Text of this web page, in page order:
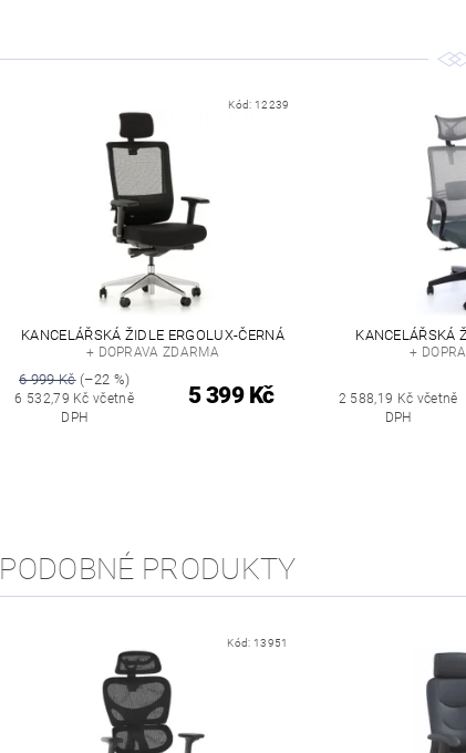
Kód: 12239
KANCELÁŘSKÁ ŽIDLE ERGOLUX-ČERNÁ
+ DOPRAVA ZDARMA
6 999 Kč(–22 %)
6 532,79 Kč včetně
DPH
5 399 Kč
KANCELÁŘSKÁ
+
2 588,19 Kč včetně
DPH
PODOBNÉ PRODUKTY
Kód: 13951